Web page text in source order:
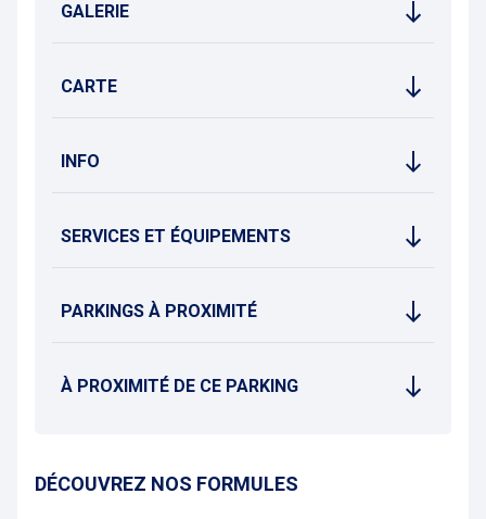
GALERIE
CARTE
INFO
SERVICES ET ÉQUIPEMENTS
PARKINGS À PROXIMITÉ
À PROXIMITÉ DE CE PARKING
DÉCOUVREZ NOS FORMULES